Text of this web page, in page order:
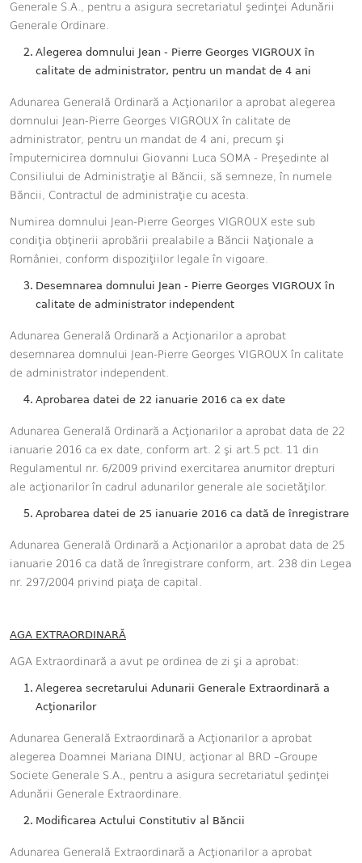
Generale S.A., pentru a asigura secretariatul şedinţei Adunării
Generale Ordinare.
Alegerea domnului Jean - Pierre Georges VIGROUX în
calitate de administrator, pentru un mandat de 4 ani
Adunarea Generală Ordinară a Acţionarilor a aprobat a legerea
domnului Jean-Pierre Georges VIGROUX în calitate de
administrator, pentru un mandat de 4 ani, precum şi
împuternicirea domnului Giovanni Luca SOMA - Preşedinte al
Consiliului de Administraţie al Băncii, să semneze, în numele
Băncii, Contractul de administraţie cu acesta.
Numirea domnului Jean-Pierre Georges VIGROUX este sub
condiţia obţinerii aprobării prealabile a Băncii Naţionale a
României, conform dispoziţiilor legale în vigoare.
Desemnarea domnului Jean - Pierre Georges VIGROUX în
calitate de administrator independent
Adunarea Generală Ordinară a Acţionarilor a aprobat
desemnarea domnului Jean-Pierre Georges VIGROUX în calitate
de administrator independent.
Aprobarea datei de 22 ianuarie 2016 ca ex date
Adunarea Generală Ordinară a Acţionarilor a aprobat data de 22
ianuarie 2016 ca ex date, conform art. 2 şi art.5 pct. 11 din
Regulamentul nr. 6/2009 privind exercitarea anumitor drepturi
ale acţionarilor în cadrul adunarilor generale ale societăţilor.
Aprobarea datei de 25 ianuarie 2016 ca dată de înregistrare
Adunarea Generală Ordinară a Acţionarilor a aprobat data de 25
ianuarie 2016 ca dată de înregistrare conform, art. 238 din Legea
nr. 297/2004 privind piaţa de capital .
AGA EXTRAORDINARĂ
AGA Extraordinară a avut pe ordinea de zi şi a aprobat:
Alegerea secretarului Adunarii Generale Extraordinară a
Acţionarilor
Adunarea Generală Extraordinară a Acţionarilor a aprobat
a legerea Doamnei Mariana DINU, acţionar al BRD –Groupe
Societe Generale S.A., pentru a asigura secretariatul şedinţei
Adunării Generale Extraordinare.
Modificarea Actului Constitutiv al Băncii
Adunarea Generală Extraordinară a Acţionarilor a aprobat